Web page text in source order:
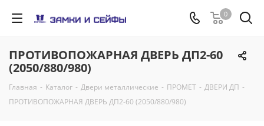
0
ПРОТИВОПОЖАРНАЯ ДВЕРЬ ДП2-60
(2050/880/980)
Главная - Каталог - Двери металлические - ПРОМЕТ - ДВЕРИ ДП -
ПРОТИВОПОЖАРНАЯ ДВЕРЬ ДП2-60 (2050/880/980)